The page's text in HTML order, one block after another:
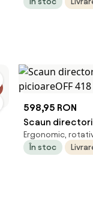
598,95 RON
Scaun
picioareOFF
Ergonomic,
În stoc